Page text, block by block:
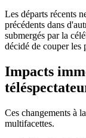
Les départs récents
précédents dans
submergés par la
décidé de couper
Impacts
Ces changements à
multifacettes.